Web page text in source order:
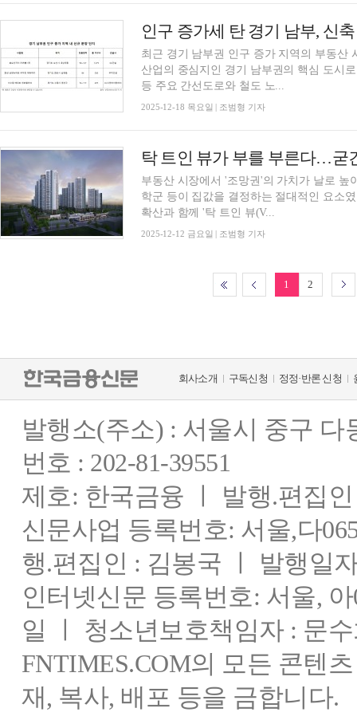
인구 증가세 탄 경기 남부, 신
최근 경기 남부권 인구 증가 지역의 부동산
산업의 중심지인 경기 남부권의 핵심 도시
등 주요 간선도로와 철도 노...
2025-12-18 목요일 | 조범형 기자
탁 트인 뷰가 부를 부른다…굳
부동산 시장에서 '조망권'의 가치가 날로 높
학군 등이 집값을 결정하는 절대적인 요소
확산과 함께 '탁 트인 뷰(V...
2025-12-12 금요일 | 조범형 기자
1 2
회사소개 구독신청 정정·반론 신청
발행소(주소) : 서울시 중구
번호 : 202-81-39551
제호: 한국금융 ㅣ 발행.편집
신문사업 등록번호: 서울,다
행.편집인 : 김봉국 ㅣ 발행일
인터넷신문 등록번호: 서울,
일 ㅣ 청소년보호책임자 : 문
FNTIMES.COM의 모든 콘텐
재, 복사, 배포 등을 금합니다.